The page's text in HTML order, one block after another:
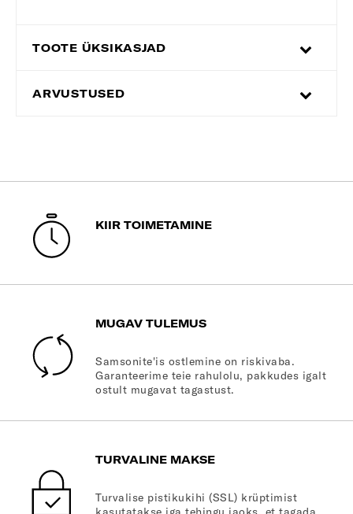
TOOTE ÜKSIKASJAD
ARVUSTUSED
KIIR TOIMETAMINE
MUGAV TULEMUS
Samsonite'is ostlemine on riskivaba.
Garanteerime teie rahulolu, pakkudes igalt
ostult mugavat tagastust.
TURVALINE MAKSE
Turvalise pistikukihi (SSL) krüptimist